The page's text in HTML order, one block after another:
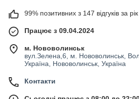
99% позитивних з 147 відгуків за рік
Працює з 09.04.2024
м. Нововолинськ
вул.Зелена,6, м. Нововолинськ,
Україна, Нововолинськ, Україна
Контакти